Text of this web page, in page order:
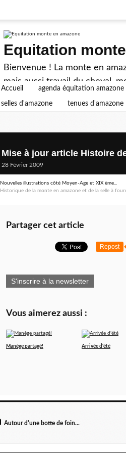
Equitation
Bienvenue ! La monte en
mais aussi travail du cheval,
Accueil agenda équitation amazone
selles d'amazone tenues d'amazone
Mise à jour article Histoire
28 Février 2009
Nouvelles illustrations côté Moyen-Age et XIX ème...
Historique de la monte en amazone et de la selle à
Partager cet article
Repost
S'inscrire à la newsletter
Vous aimerez aussi :
Manège partagé! Arrivée d'été
Autour d'une botte de foin...